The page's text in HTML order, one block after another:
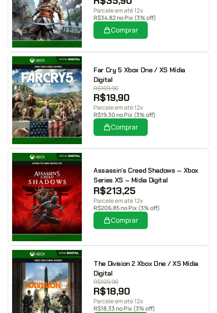
Parcele em até 12x
R$34,82no Pix (3% off)
Comprar
Far Cry 5 Xbox One / XS Mídia
Digital
R$109,90
R$19,90
Parcele em até 12x
R$19,30no Pix (3% off)
Comprar
Assassin’s Creed Shadows – Xbox
Series XS – Mídia Digital
R$213,25
Parcele em até 12x
R$206,85no Pix (3% off)
Comprar
The Division 2 Xbox One / XS Mídia
Digital
R$109,90
R$18,90
Parcele em até 12x
R$18,33no Pix (3% off)